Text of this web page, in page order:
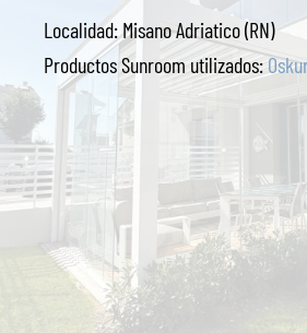
Localidad:Misano Adriatico (RN)
Productos Sunroom utilizados: